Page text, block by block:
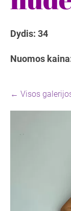
Dydis: 34
Nuomos
Visos